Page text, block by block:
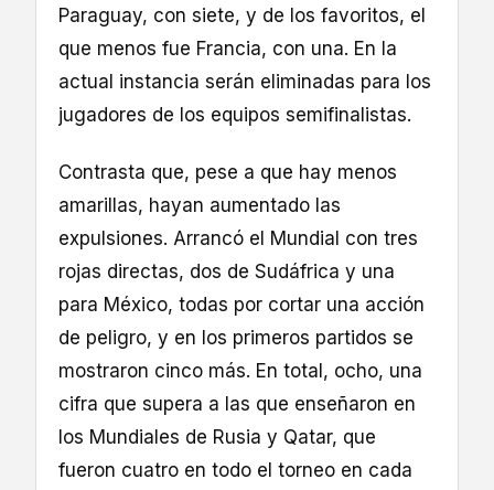
Paraguay, con siete, y de los favoritos, el
que menos fue Francia, con una. En la
actual instancia serán eliminadas para los
jugadores de los equipos semifinalistas.
Contrasta que, pese a que hay menos
amarillas, hayan aumentado las
expulsiones. Arrancó el Mundial con tres
rojas directas, dos de Sudáfrica y una
para México, todas por cortar una acción
de peligro, y en los primeros partidos se
mostraron cinco más. En total, ocho, una
cifra que supera a las que enseñaron en
los Mundiales de Rusia y Qatar, que
fueron cuatro en todo el torneo en cada